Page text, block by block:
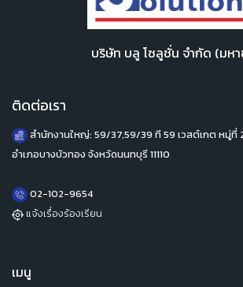
บริษัท บลู โซลูชั่น จำกัด (มห
เมนู
ติดต่อเรา
สำนักงานใหญ่: 59/37,59/39 ที 59 เวสต์เกต หมู่
อำเภอบางบัวทอง จังหวัดนนทบุรี 11110
02-102-9654
แจ้งเรื่องร้องเรียน